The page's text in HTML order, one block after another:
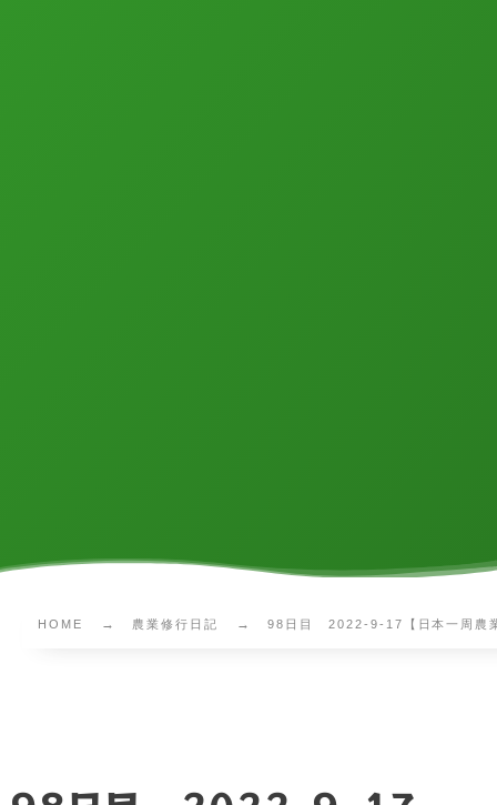
HOME 農業修行日記 98日目 2022-9-17【日本一周農